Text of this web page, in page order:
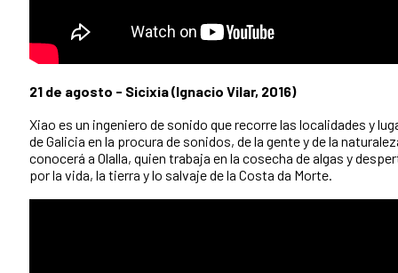
21 de agosto - Sicixia (Ignacio Vilar, 2016)
Xiao es un ingeniero de sonido que recorre las localidades y
de Galicia en la procura de sonidos, de la gente y de la
conocerá a Olalla, quien trabaja en la cosecha de algas y
por la vida, la tierra y lo salvaje de la Costa da Morte.